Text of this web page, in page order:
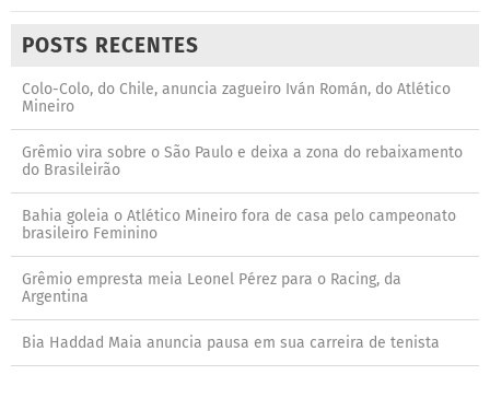
POSTS RECENTES
Colo-Colo, do Chile, anuncia zagueiro Iván Román, do Atlético
Mineiro
Grêmio vira sobre o São Paulo e deixa a zona do rebaixamento
do Brasileirão
Bahia goleia o Atlético Mineiro fora de casa pelo campeonato
brasileiro Feminino
Grêmio empresta meia Leonel Pérez para o Racing, da
Argentina
Bia Haddad Maia anuncia pausa em sua carreira de tenista